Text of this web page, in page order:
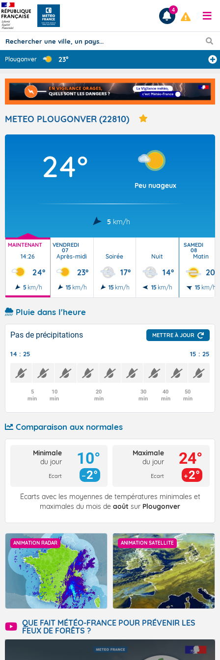
Prévisions
TOUS LES RÉSULTATS
Articles
4
Plougonver 23°
METEO PLOUGONVER (22810)
24°
Peu nuageux
5 km/h
MAINTENANT
14:26
24°
5 km/h
VENDREDI
07
Après-midi
23°
15 km/h
Soirée
17°
15 km/h
Nuit
14°
15 km/h
SAMEDI
08
Matin
20°
15 km/h
Pluie dans l'heure
Pas de précipitations METTRE À JOUR
14 : 25 15 : 25
5
min
10
min
20
min
30
min
40
min
50
min
Comparaison aux normales
Minimale
du jour
Ecart
10°
2°
Maximale
du jour
Ecart
24°
2°
Écarts avec les moyennes de températures minimales et
maximales du mois de août sur Plougonver
ANIMATION RADAR ANIMATION SATELLITE
QUE FAIT MÉTÉO-FRANCE POUR PRÉVENIR LES
FEUX DE FORÊTS ?